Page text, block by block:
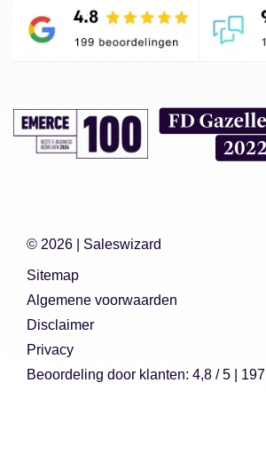
© 2026 | Saleswizard
Sitemap
Algemene voorwaarden
Disclaimer
Privacy
Beoordeling door klanten: 4,8 /5 197